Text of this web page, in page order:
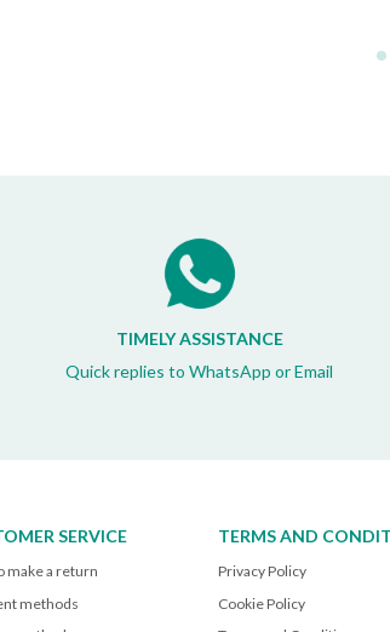
TIMELY ASSISTANCE
Quick replies to WhatsApp or Email
SERVICE
make a return
methods
TERMS AND
Privacy Policy
Cookie Policy